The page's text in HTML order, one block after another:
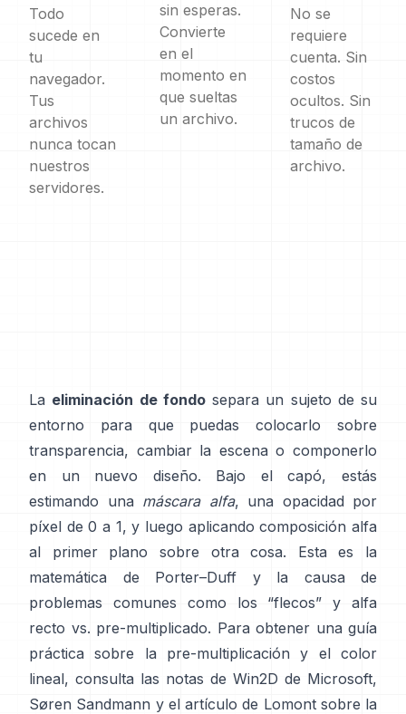
Todo
sucede en
tu
navegador.
Tus
archivos
nunca tocan
nuestros
servidores.
sin esperas.
Convierte
en el
momento en
que sueltas
un archivo.
No se
requiere
cuenta. Sin
costos
ocultos. Sin
trucos de
tamaño de
archivo.
La eliminación de fondosepara un sujeto de su
entorno para que puedas colocarlo sobre
transparencia, cambiar la escena o componerlo
en un nuevo diseño. Bajo el capó, estás
estimando una máscara alfa, una opacidad por
píxel de 0 a 1, y luego aplicando composición alfa
al primer plano sobre otra cosa. Esta es la
matemática de Porter–Duff y la causa de
problemas comunes como los “flecos” y
alfa
recto vs. pre-multiplicado. Para obtener una guía
práctica sobre la pre-multiplicación y el color
lineal, consulta las notas de Win2D de Microsoft,
Søren Sandmann y el artículo de Lomont sobre la